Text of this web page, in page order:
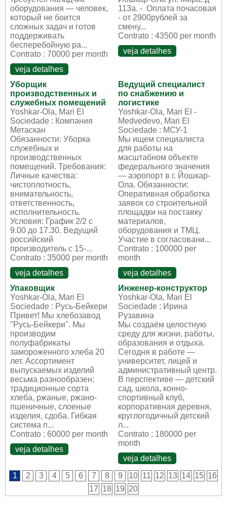
оборудования — человек,
который не боится
сложных задач и готов
поддерживать
бесперебойную ра...
Contrato : 70000 per month
veja detalhes
113а. - ⁠ Оплатa почаcoвaя
- от 2900pублей зa
cмену...
Contrato : 43500 per month
veja detalhes
Уборщик
производственных и
служебных помещений
Yoshkar-Ola, Mari El
Sociedade : Компания
Метаскан
Обязанности: Уборка
служебных и
производственных
помещений. Требования:
Личные качества:
чистоплотность,
внимательность,
ответственность,
исполнительность.
Условия: График 2/2 с
9.00 до 17.30. Ведущий
российский
производитель с 15-...
Contrato : 35000 per month
veja detalhes
Ведущий специалист
по снабжению и
логистике
Yoshkar-Ola, Mari El -
Medvedevo, Mari El
Sociedade : МСУ-1
Мы ищем специалиста
для работы на
масштабном объекте
федерального значения
— аэропорт в г. Йошкар-
Ола. Обязанности:
Оперативная обработка
заявок со строительной
площадки на поставку
материалов,
оборудования и ТМЦ.
Участие в согласовани...
Contrato : 100000 per
month
veja detalhes
Упаковщик
Yoshkar-Ola, Mari El
Sociedade : Русь-Бейкери
Привет! Мы хлебозавод
"Русь-Бейкери". Мы
производим
полуфабрикаты
замороженного хлеба 20
лет. Ассортимент
выпускаемых изделий
весьма разнообразен:
традиционные сорта
хлеба, ржаные, ржано-
пшеничные, слоеные
изделия, сдоба. Гибкая
система п...
Contrato : 60000 per month
veja detalhes
Инженер-конструктор
Yoshkar-Ola, Mari El
Sociedade : Ирина
Рузавина
Мы создаём целостную
среду для жизни, работы,
образования и отдыха.
Сегодня в работе —
университет, лицей и
административный центр.
В перспективе — детский
сад, школа, конно-
спортивный клуб,
корпоративная деревня,
круглогодичный детский
л...
Contrato : 180000 per
month
veja detalhes
1
2 3 4 5 6 7 8 9 10 11 12 13 14 15 16
17 18 19 20